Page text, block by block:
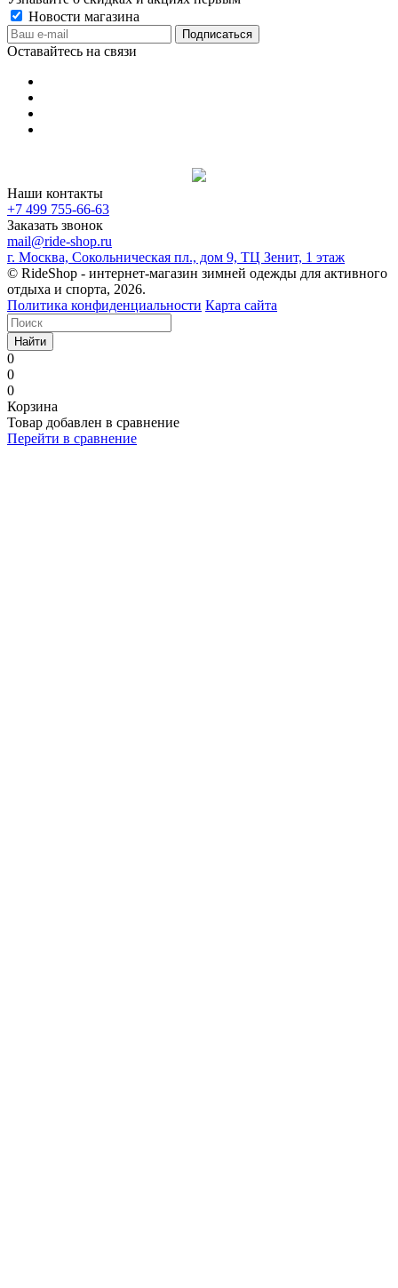
Новости магазина
Оставайтесь на связи
Наши контакты
+7 499 755-66-63
Заказать звонок
mail@ride-shop.ru
г. Москва, Сокольническая пл., дом 9, ТЦ Зенит, 1 этаж
© RideShop - интернет-магазин зимней одежды для активного
отдыха и спорта, 2026.
Политика конфиденциальности Карта сайта
Найти
0
0
0
Корзина
Товар добавлен в сравнение
Перейти в сравнение